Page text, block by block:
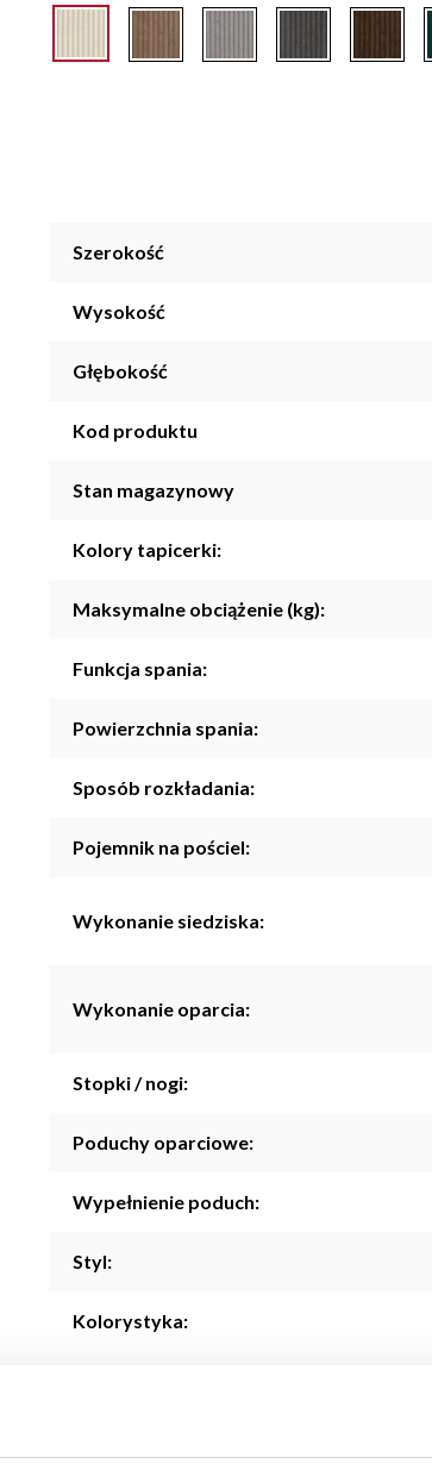
Szerokość
Wysokość
Głębokość
Kod produktu
Stan magazynowy
Kolory tapicerki:
Maksymalne obciążenie (kg):
Funkcja spania:
Powierzchnia spania:
Sposób rozkładania:
Pojemnik na pościel:
Wykonanie siedziska:
Wykonanie oparcia:
Stopki / nogi:
Poduchy oparciowe:
Wypełnienie poduch:
Styl:
Kolorystyka: